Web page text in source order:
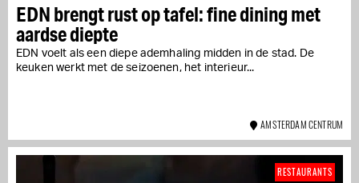
EDN brengt rust op tafel: fine dining met
aardse diepte
EDN voelt als een diepe ademhaling midden in de stad. De
keuken werkt met de seizoenen, het interieur...
AMSTERDAM CENTRUM
RESTAURANTS